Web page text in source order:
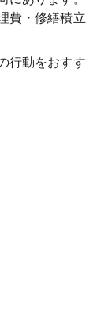
費・修繕積立
行動をおすす